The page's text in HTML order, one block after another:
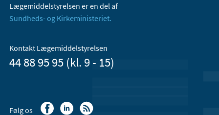
Lægemiddelstyrelsen er en del af
Sundheds- og Kirkeministeriet.
Kontakt Lægemiddelstyrelsen
44 88 95 95 (kl. 9 - 15)
Følg os